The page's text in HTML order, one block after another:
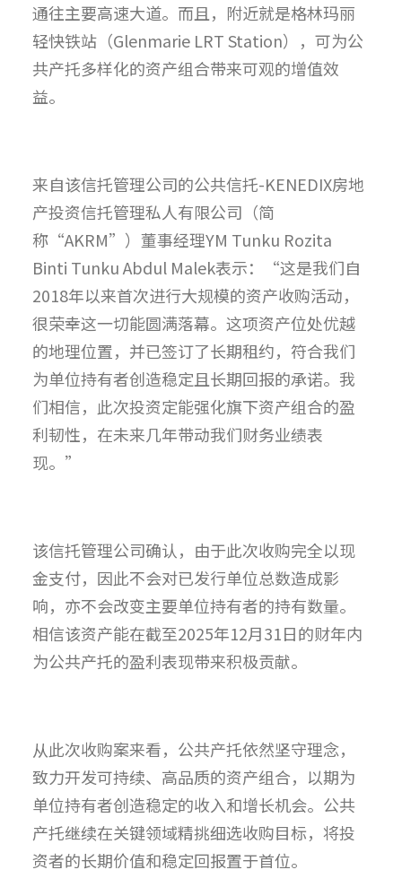
通往主要高速大道。而且，附近就是格林玛丽
轻快铁站（Glenmarie LRT Station），可为公
共产托多样化的资产组合带来可观的增值效
益。
来自该信托管理公司的公共信托-KENEDIX房地
产投资信托管理私人有限公司（简
称“AKRM”）董事经理YM Tunku Rozita
Binti Tunku Abdul Malek表示：“这是我们自
2018年以来首次进行大规模的资产收购活动，
很荣幸这一切能圆满落幕。这项资产位处优越
的地理位置，并已签订了长期租约，符合我们
为单位持有者创造稳定且长期回报的承诺。我
们相信，此次投资定能强化旗下资产组合的盈
利韧性，在未来几年带动我们财务业绩表
现。”
该信托管理公司确认，由于此次收购完全以现
金支付，因此不会对已发行单位总数造成影
响，亦不会改变主要单位持有者的持有数量。
相信该资产能在截至2025年12月31日的财年内
为公共产托的盈利表现带来积极贡献。
从此次收购案来看，公共产托依然坚守理念，
致力开发可持续、高品质的资产组合，以期为
单位持有者创造稳定的收入和增长机会。公共
产托继续在关键领域精挑细选收购目标，将投
资者的长期价值和稳定回报置于首位。